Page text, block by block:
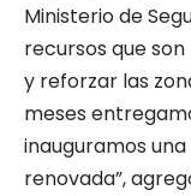
Ministerio de
recursos que
y reforzar las
meses
inauguramos
renovada”,